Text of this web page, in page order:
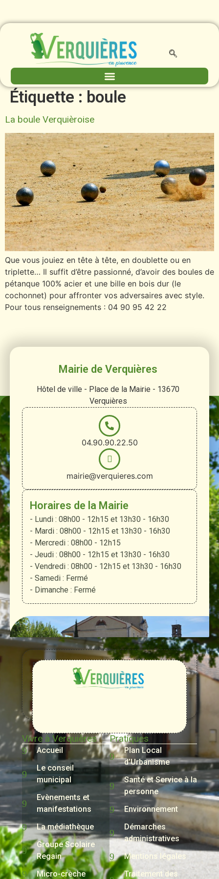
Étiquette : boule
La boule Verquièroise
Que vous jouiez en tête à tête, en doublette ou en
triplette… Il suffit d’être passionné, d’avoir des boules de
pétanque 100% acier et une bille en bois dur (le
cochonnet) pour affronter vos adversaires avec style.
Pour tous renseignements : 04 90 95 42 22
Mairie de Verquières
Hôtel de ville - Place de la Mairie - 13670
Verquières
04.90.90.22.50
mairie@verquieres.com
Horaires de la Mairie
- Lundi : 08h00 - 12h15 et 13h30 - 16h30
- Mardi : 08h00 - 12h15 et 13h30 - 16h30
- Mercredi : 08h00 - 12h15
- Jeudi : 08h00 - 12h15 et 13h30 - 16h30
- Vendredi : 08h00 - 12h15 et 13h30 - 16h30
- Samedi : Fermé
- Dimanche : Fermé
Entre
Rhône,
Alpilles
et
Durance
Vivre à Verquières
Accueil
Le conseil
municipal
Evènements et
manifestations
La médiathèque
Groupe Scolaire
Regain
Micro-crèche
Pratiques
Plan Local
d’Urbanisme
Santé et Service à la
personne
Environnement
Démarches
administratives
Mentions légales
Traitement des